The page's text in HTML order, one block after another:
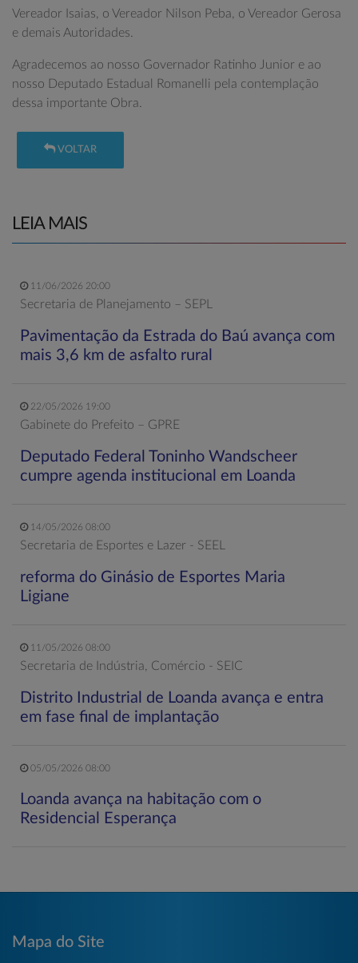
Vereador Isaias, o Vereador Nilson Peba, o Vereador Gerosa
e demais Autoridades.
Agradecemos ao nosso Governador Ratinho Junior e ao
nosso Deputado Estadual Romanelli pela contemplação
dessa importante Obra.
VOLTAR
LEIA MAIS
11/06/2026 20:00
Secretaria de Planejamento – SEPL
Pavimentação da Estrada do Baú avança com
mais 3,6 km de asfalto rural
22/05/2026 19:00
Gabinete do Prefeito – GPRE
Deputado Federal Toninho Wandscheer
cumpre agenda institucional em Loanda
14/05/2026 08:00
Secretaria de Esportes e Lazer - SEEL
reforma do Ginásio de Esportes Maria
Ligiane
11/05/2026 08:00
Secretaria de Indústria, Comércio - SEIC
Distrito Industrial de Loanda avança e entra
em fase final de implantação
05/05/2026 08:00
Loanda avança na habitação com o
Residencial Esperança
Mapa do Site